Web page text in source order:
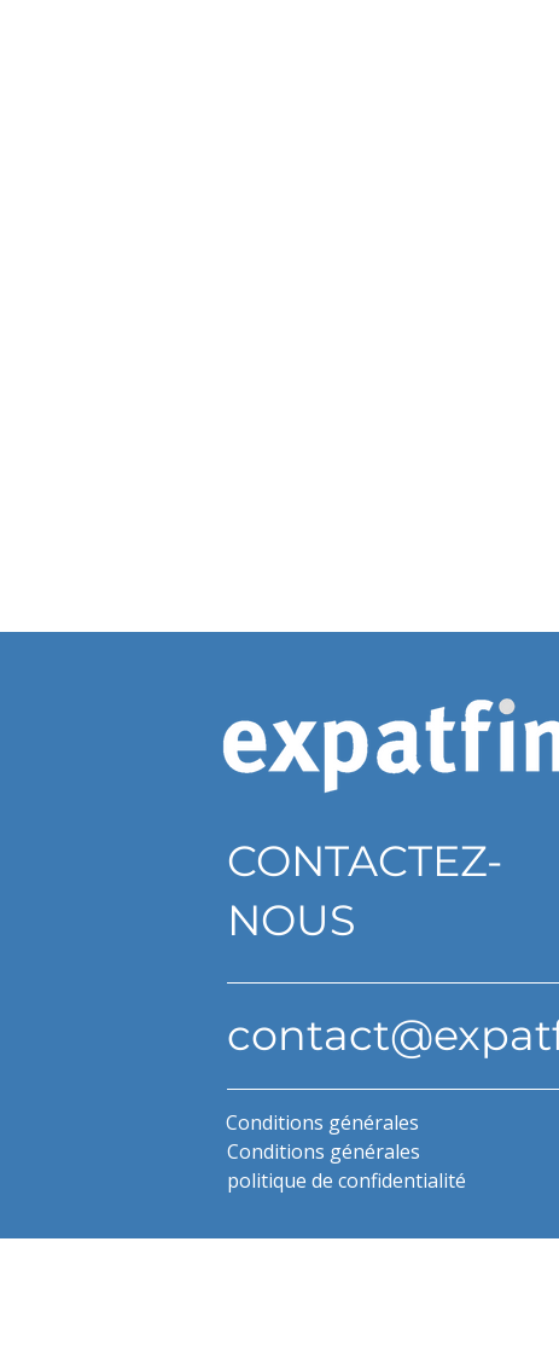
CONTACTEZ-
NOUS
Conditions générales
Conditions générales
politique de confidentialité